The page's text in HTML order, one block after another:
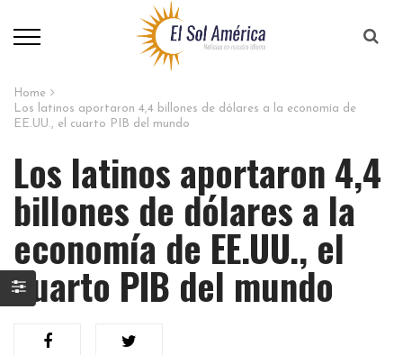
Home
Los latinos aportaron 4,4 billones de dólares a la economía de
EE.UU., el cuarto PIB del mundo
Los latinos aportaron 4,4
billones de dólares a la
economía de EE.UU., el
cuarto PIB del mundo